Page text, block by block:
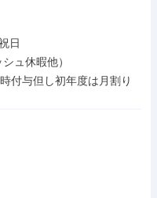
日
ュ休暇他）
付与但し初年度は月割り